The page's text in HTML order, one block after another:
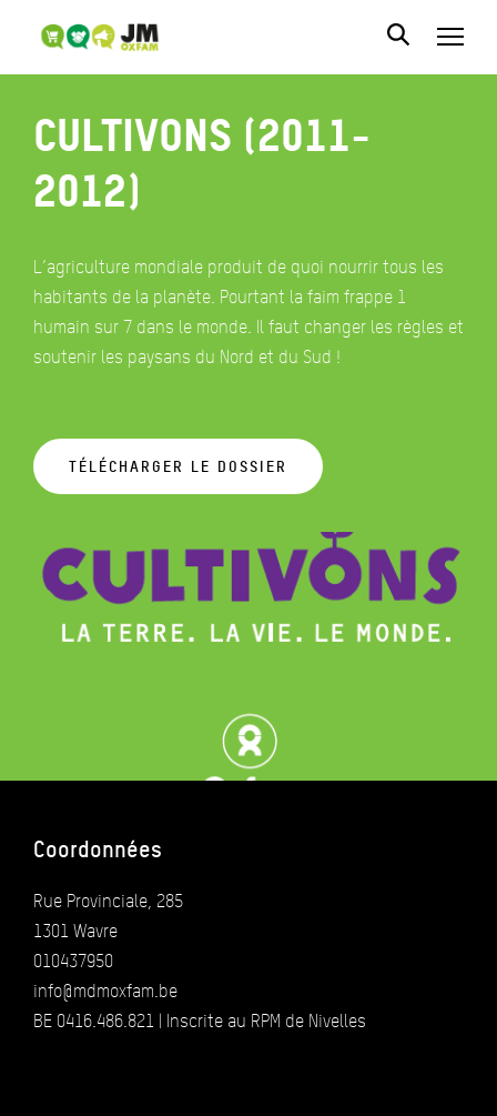
Cultivons (2011-
2012)
L’agriculture mondiale produit de quoi nourrir tous les
habitants de la planète. Pourtant la faim frappe 1
humain sur 7 dans le monde. Il faut changer les règles et
soutenir les paysans du Nord et du Sud !
TÉLÉCHARGER LE DOSSIER
Coordonnées
Rue Provinciale, 285
1301 Wavre
010437950
info@mdmoxfam.be
BE 0416.486.821 | Inscrite au RPM de Nivelles